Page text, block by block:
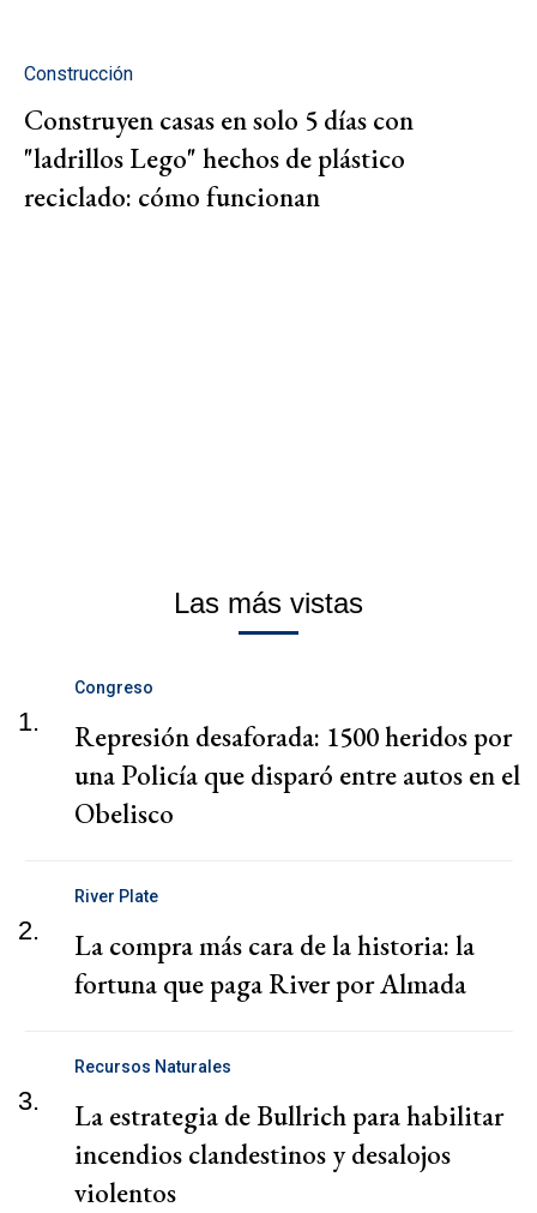
Construcción
Construyen casas en solo 5 días con
"ladrillos Lego" hechos de plástico
reciclado: cómo funcionan
Las más vistas
1.
Congreso
Represión desaforada: 1500 heridos por
una Policía que disparó entre autos en el
Obelisco
2.
River Plate
La compra más cara de la historia: la
fortuna que paga River por Almada
3.
Recursos Naturales
La estrategia de Bullrich para habilitar
incendios clandestinos y desalojos
violentos